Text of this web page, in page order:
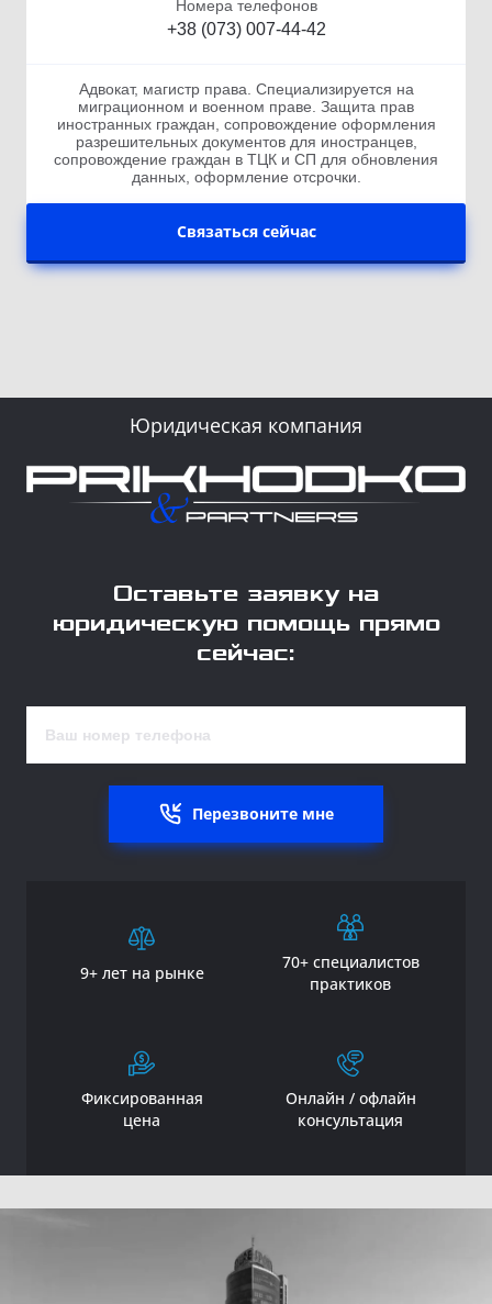
Номера телефонов
+38 (073) 007-44-42
Адвокат, магистр права. Специализируется на
миграционном и военном праве. Защита прав
иностранных граждан, сопровождение оформления
разрешительных документов для иностранцев,
сопровождение граждан в ТЦК и СП для обновления
данных, оформление отсрочки.
Связаться сейчас
Юридическая компания
Оставьте заявку на
юридическую помощь прямо
сейчас:
Перезвоните мне
9+ лет на рынке
70+ специалистов
практиков
Фиксированная
цена
Онлайн / офлайн
консультация